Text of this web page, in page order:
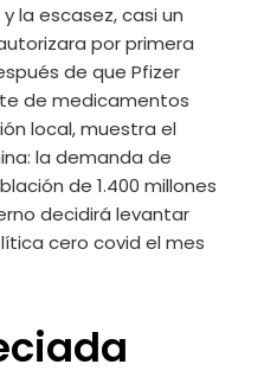
la escasez, casi un
por primera
de que Pfizer
de medicamentos
local, muestra el
la demanda de
de 1.400 millones
decidirá levantar
cero covid el mes